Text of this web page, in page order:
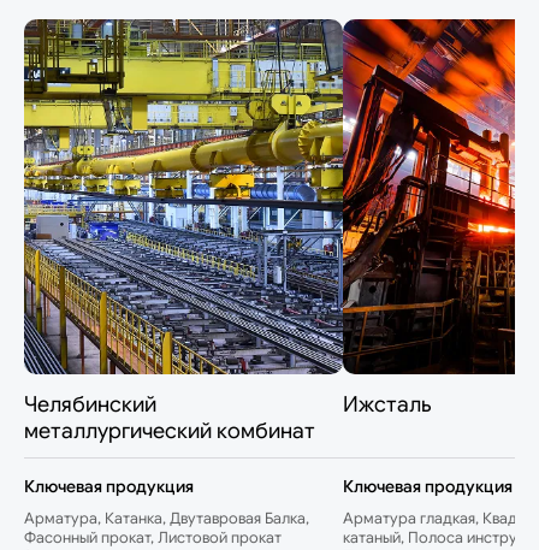
Челябинский
металлургический комбинат
Ключевая продукция
Арматура, Катанка, Двутавровая Балка,
Фасонный прокат, Листовой прокат
Ижсталь
Ключевая продукция
Арматура гладкая,
катаный, Полоса